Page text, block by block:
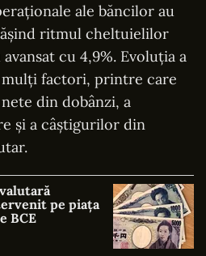
ale băncilor au
ritmul cheltuielilor
cu 4,9%. Evoluția a
factori, printre care
din dobânzi, a
și a câștigurilor din
pe piața
BCE